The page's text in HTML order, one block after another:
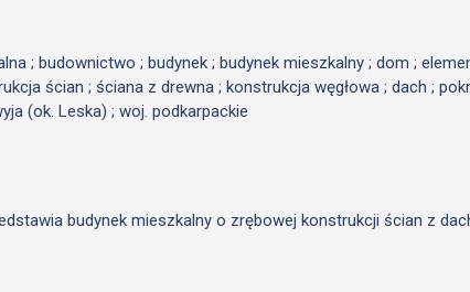
; budownictwo ; budynek ; budynek mieszkalny ; dom ;
ścian ; ściana z drewna ; konstrukcja węgłowa ; dach ;
(ok. Leska) ; woj. podkarpackie
budynek mieszkalny o zrębowej konstrukcji ścian z